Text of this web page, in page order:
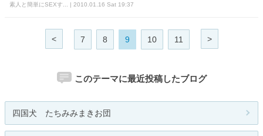
素人と簡単にSEXす... | 2010.01.16 Sat 19:37
< 7 8 9 10 11 >
このテーマに最近投稿したブログ
四国犬 たちみみまきお団